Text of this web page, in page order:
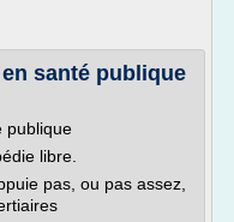
santé publique
publique
libre.
pas, ou pas assez,